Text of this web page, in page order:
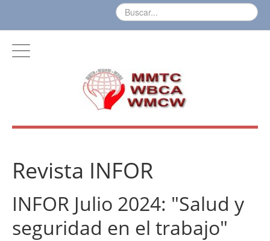
Revista INFOR
INFOR Julio 2024: "Salud y
seguridad en el trabajo"